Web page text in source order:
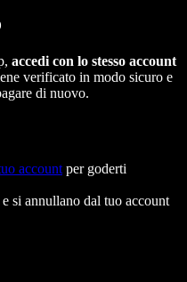
accedi con lo stesso account
verificato in modo sicuro e
di nuovo.
account per goderti
si annullano dal tuo account